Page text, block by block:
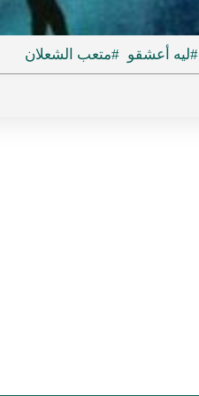
#ليه أعشقو #متعب الشعلان